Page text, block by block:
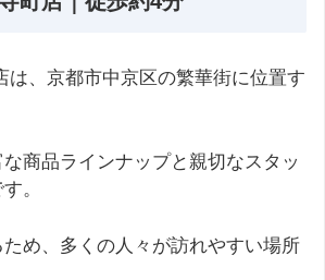
は、京都市中京区の繁華街に位置す
商品ラインナップと親切なスタッ
。
め、多くの人々が訪れやすい場所